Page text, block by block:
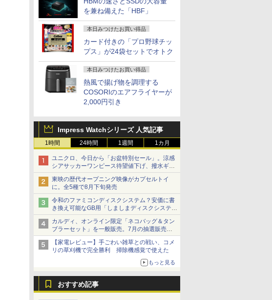
を兼ね備えた「HBF」
本日みつけたお買い得品
カード付きの「プロ野球チッ
プス」が24袋セットでオトク
本日みつけたお買い得品
熱風で揚げ物を調理する
COSORIのエアフライヤーが
2,000円引き
Impress Watchシリーズ 人気記事
1時間 24時間 1週間 1カ月
ユニクロ、今日から「お盆特別セール」。涼感
シアサッカーワンピース待望値下げ、撥水ギア
ショーツは1990円に
東映の歴代オープニング映像がカプセルトイ
に。全5種で8月下旬発売
令和のファミコンディスクシステム？安価に書
き換え可能なGB用「しましまディスクシステ
ム」
カルディ、オンライン限定「ネコバッグ＆タン
ブラーセット」を一般販売。7月の抽選販売の
当選無効分
【家電レビュー】手ごわい雑草との戦い、コメ
リの草刈機で完全勝利 掃除機感覚で使えた
もっと見る
おすすめ記事